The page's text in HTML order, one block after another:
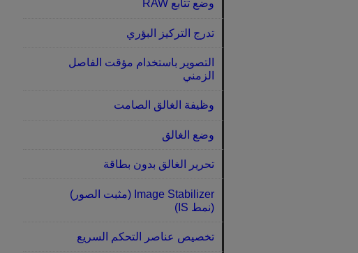
وضع تتابع RAW
تدرج التركيز البؤري
التصوير باستخدام مؤقت الفاصل
الزمني
وظيفة الغالق الصامت
وضع الغالق
تحرير الغالق بدون بطاقة
Image Stabilizer (مثبت الصور)
(نمط IS)
تخصيص عناصر التحكم السريع